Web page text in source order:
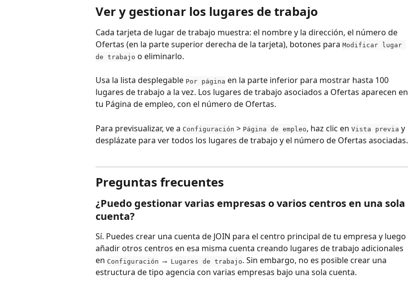
Ver y gestionar los lugares de trabajo
Cada tarjeta de lugar de trabajo muestra: el nombre y la dirección, el número de
Ofertas (en la parte superior derecha de la tarjeta), botones para Modificar lugar
de trabajo o eliminarlo.
Usa la lista desplegable Por página en la parte inferior para mostrar hasta 100
lugares de trabajo a la vez. Los lugares de trabajo asociados a Ofertas aparecen en
tu Página de empleo, con el número de Ofertas.
Para previsualizar, ve a Configuración > Página de empleo, haz clic en Vista previa y
desplázate para ver todos los lugares de trabajo y el número de Ofertas asociadas.
Preguntas frecuentes
¿Puedo gestionar varias empresas o varios centros en una sola
cuenta?
Sí. Puedes crear una cuenta de JOIN para el centro principal de tu empresa y luego
añadir otros centros en esa misma cuenta creando lugares de trabajo adicionales
en Configuración → Lugares de trabajo. Sin embargo, no es posible crear una
estructura de tipo agencia con varias empresas bajo una sola cuenta.